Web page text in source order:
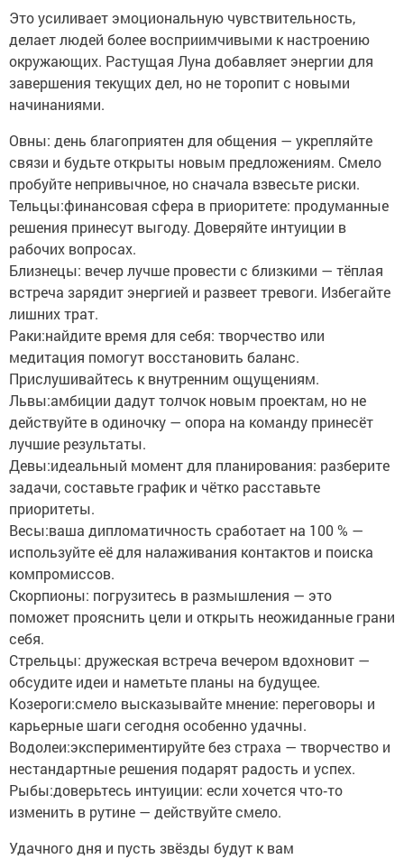
Это усиливает эмоциональную чувствительность,
делает людей более восприимчивыми к настроению
окружающих. Растущая Луна добавляет энергии для
завершения текущих дел, но не торопит с новыми
начинаниями.
Овны: день благоприятен для общения — укрепляйте
связи и будьте открыты новым предложениям. Смело
пробуйте непривычное, но сначала взвесьте риски.
Тельцы:финансовая сфера в приоритете: продуманные
решения принесут выгоду. Доверяйте интуиции в
рабочих вопросах.
Близнецы: вечер лучше провести с близкими — тёплая
встреча зарядит энергией и развеет тревоги. Избегайте
лишних трат.
Раки:найдите время для себя: творчество или
медитация помогут восстановить баланс.
Прислушивайтесь к внутренним ощущениям.
Львы:амбиции дадут толчок новым проектам, но не
действуйте в одиночку — опора на команду принесёт
лучшие результаты.
Девы:идеальный момент для планирования: разберите
задачи, составьте график и чётко расставьте
приоритеты.
Весы:ваша дипломатичность сработает на 100 % —
используйте её для налаживания контактов и поиска
компромиссов.
Скорпионы: погрузитесь в размышления — это
поможет прояснить цели и открыть неожиданные грани
себя.
Стрельцы: дружеская встреча вечером вдохновит —
обсудите идеи и наметьте планы на будущее.
Козероги:смело высказывайте мнение: переговоры и
карьерные шаги сегодня особенно удачны.
Водолеи:экспериментируйте без страха — творчество и
нестандартные решения подарят радость и успех.
Рыбы:доверьтесь интуиции: если хочется что‑то
изменить в рутине — действуйте смело.
Удачного дня и пусть звёзды будут к вам